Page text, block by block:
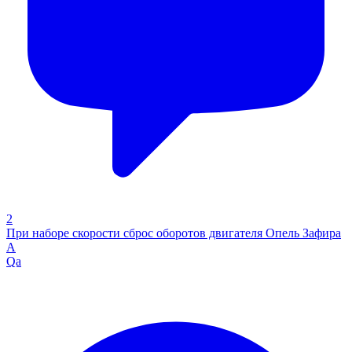
2
При наборе скорости сброс оборотов двигателя Опель Зафира
А
Qa